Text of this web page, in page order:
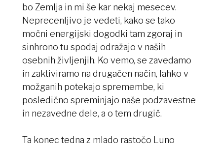
bo Zemlja in mi še kar nekaj mesecev.
Neprecenljivo je vedeti, kako se tako
močni energijski dogodki tam zgoraj in
sinhrono tu spodaj odražajo v naših
osebnih življenjih. Ko vemo, se zavedamo
in zaktiviramo na drugačen način, lahko v
možganih potekajo spremembe, ki
posledično spreminjajo naše podzavestne
in nezavedne dele, a o tem drugič.
Ta konec tedna z mlado rastočo Luno